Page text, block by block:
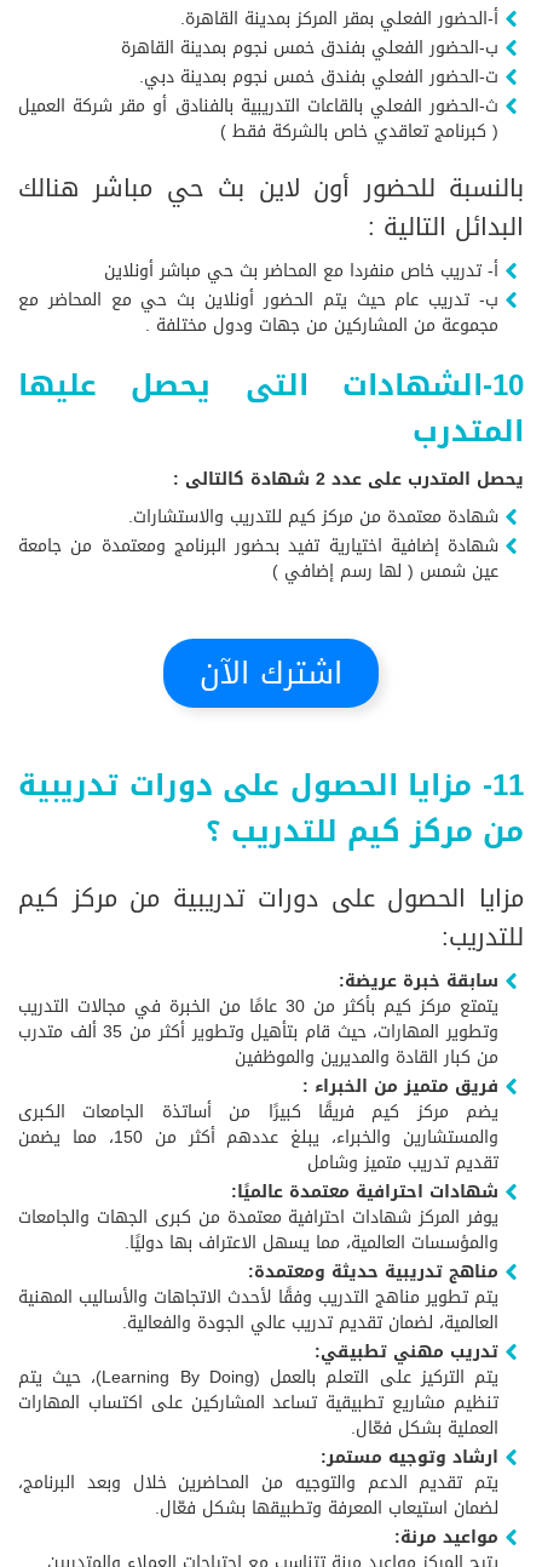
أ-الحضور الفعلي بمقر المركز بمدينة القاهرة.
ب-الحضور الفعلي بفندق خمس نجوم بمدينة القاهرة
ت-الحضور الفعلي بفندق خمس نجوم بمدينة دبي.
ث-الحضور الفعلي بالقاعات التدريبية بالفنادق أو مقر شركة العميل
( كبرنامج تعاقدي خاص بالشركة فقط )
بالنسبة للحضور أون لاين بث حي مباشر هنالك
البدائل التالية :
أ- تدريب خاص منفردا مع المحاضر بث حي مباشر أونلاين
ب- تدريب عام حيث يتم الحضور أونلاين بث حي مع المحاضر مع
مجموعة من المشاركين من جهات ودول مختلفة .
10-الشهادات التى يحصل عليها
المتدرب
يحصل المتدرب على عدد 2 شهادة كالتالى :
شهادة معتمدة من مركز كيم للتدريب والاستشارات.
شهادة إضافية اختيارية تفيد بحضور البرنامج ومعتمدة من جامعة
عين شمس ( لها رسم إضافي )
اشترك الآن
11- مزايا الحصول على دورات تدريبية
من مركز كيم للتدريب ؟
مزايا الحصول على دورات تدريبية من مركز كيم
للتدريب:
سابقة خبرة عريضة:
يتمتع مركز كيم بأكثر من 30 عامًا من الخبرة في مجالات التدريب
وتطوير المهارات، حيث قام بتأهيل وتطوير أكثر من 35 ألف متدرب
من كبار القادة والمديرين والموظفين
فريق متميز من الخبراء :
يضم مركز كيم فريقًا كبيرًا من أساتذة الجامعات الكبرى
والمستشارين والخبراء، يبلغ عددهم أكثر من 150، مما يضمن
تقديم تدريب متميز وشامل
شهادات احترافية معتمدة عالميًا:
يوفر المركز شهادات احترافية معتمدة من كبرى الجهات والجامعات
والمؤسسات العالمية، مما يسهل الاعتراف بها دوليًا.
مناهج تدريبية حديثة ومعتمدة:
يتم تطوير مناهج التدريب وفقًا لأحدث الاتجاهات والأساليب المهنية
العالمية، لضمان تقديم تدريب عالي الجودة والفعالية.
تدريب مهني تطبيقي:
يتم التركيز على التعلم بالعمل (Learning By Doing)، حيث يتم
تنظيم مشاريع تطبيقية تساعد المشاركين على اكتساب المهارات
العملية بشكل فعّال.
ارشاد وتوجيه مستمر:
يتم تقديم الدعم والتوجيه من المحاضرين خلال وبعد البرنامج،
لضمان استيعاب المعرفة وتطبيقها بشكل فعّال.
مواعيد مرنة: